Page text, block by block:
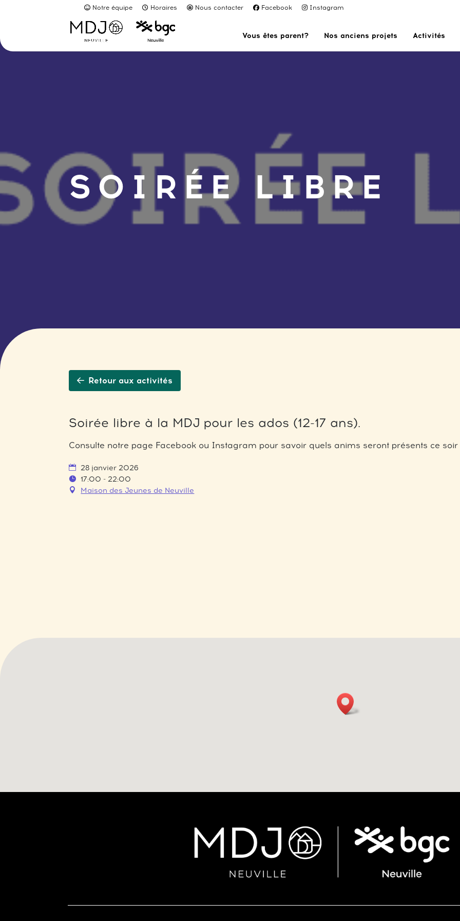
Notre équipe Horaires Nous contacter Facebook Instagram
Vous êtes parent? Nos anciens projets Activités
SOIRÉE LIBRE
Retour aux activités
Soirée libre à la MDJ pour les ados (12-17 ans).
Consulte notre page Facebook ou Instagram pour savoir quels anims seront présents ce soir
28 janvier 2026
17:00 - 22:00
Maison des Jeunes de Neuville